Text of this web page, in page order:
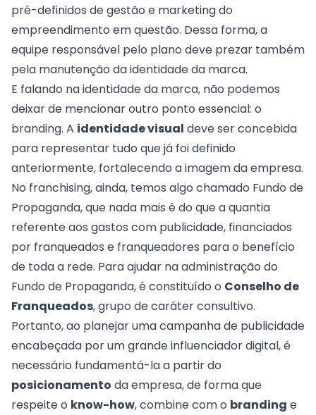
pré-definidos de gestão e marketing do
empreendimento em questão. Dessa forma, a
equipe responsável pelo plano deve prezar também
pela manutenção daidentidade da marca.
E falando na identidade da marca, não podemos
deixar de mencionar outro ponto essencial: o
branding. A identidade visual deve ser concebida
para representar tudo que já foi definido
anteriormente, fortalecendo a imagem da empresa.
No franchising, ainda, temos algo chamado Fundo de
Propaganda, que nada mais é do que a quantia
referente aos gastos com publicidade, financiados
por franqueados e franqueadores para o benefício
de toda a rede. Para ajudar na administração do
Fundo de Propaganda, é constituído o Conselho de
Franqueados, grupo de caráter consultivo.
Portanto, ao planejar uma campanha de publicidade
encabeçada por um grande influenciador digital, é
necessário fundamentá-la a partir do
posicionamento da empresa, de forma que
respeite o know-how, combine com o branding e